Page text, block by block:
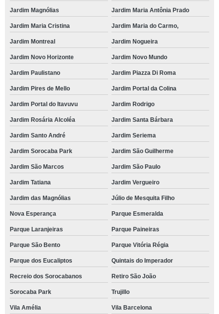
Jardim Magnólias Jardim Maria Antônia Prado
Jardim Maria Cristina Jardim Maria do Carmo,
Jardim Montreal Jardim Nogueira
Jardim Novo Horizonte Jardim Novo Mundo
Jardim Paulistano Jardim Piazza Di Roma
Jardim Pires de Mello Jardim Portal da Colina
Jardim Portal do Itavuvu Jardim Rodrigo
Jardim Rosária Alcoléa Jardim Santa Bárbara
Jardim Santo André Jardim Seriema
Jardim Sorocaba Park Jardim São Guilherme
Jardim São Marcos Jardim São Paulo
Jardim Tatiana Jardim Vergueiro
Jardim das Magnólias Júlio de Mesquita Filho
Nova Esperança Parque Esmeralda
Parque Laranjeiras Parque Paineiras
Parque São Bento Parque Vitória Régia
Parque dos Eucaliptos Quintais do Imperador
Recreio dos Sorocabanos Retiro São João
Sorocaba Park Trujillo
Vila Amélia Vila Barcelona